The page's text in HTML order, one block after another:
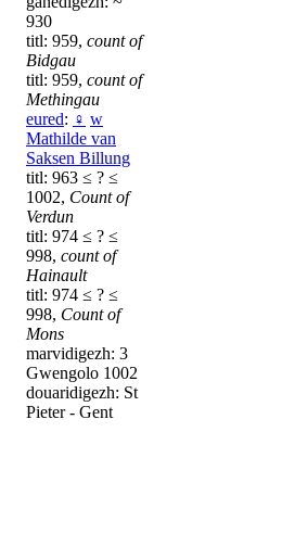
930
titl: 959, count of
Bidgau
titl: 959, count of
Methingau
eured: ♀ w
Mathilde van
Saksen Billung
titl: 963 ≤ ? ≤
1002, Count of
Verdun
titl: 974 ≤ ? ≤
998, count of
Hainault
titl: 974 ≤ ? ≤
998, Count of
Mons
marvidigezh: 3
Gwengolo 1002
douaridigezh: St
Pieter - Gent